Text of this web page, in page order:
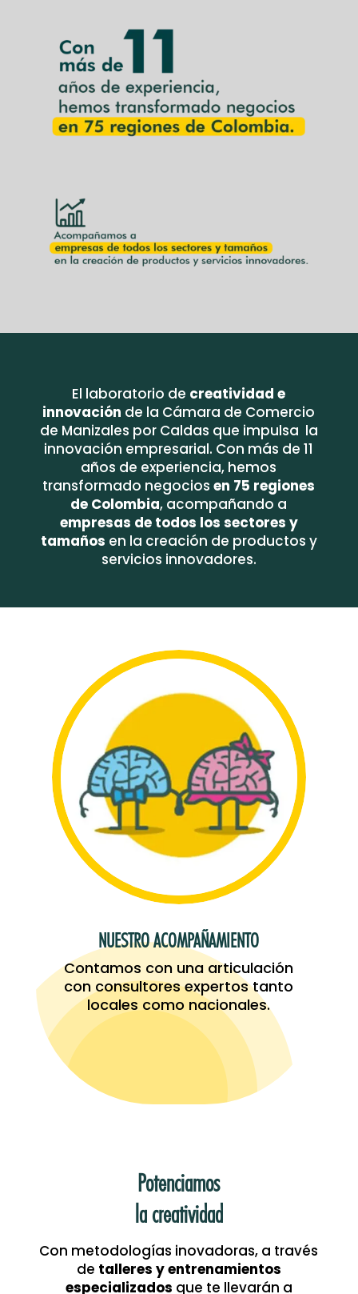
El laboratorio de creatividad e
innovación de la Cámara de Comercio
de Manizales por Caldas que impulsa la
innovación empresarial. Con más de 11
años de experiencia, hemos
transformado negociosen 75 regiones
de Colombia, acompañando a
empresas de todos los sectores y
tamaños en la creación de productos y
servicios innovadores.
NUESTRO ACOMPAÑAMIENTO
Contamos con una articulación
con consultores expertos tanto
locales como nacionales.
Potenciamos
la creatividad
Con metodologías inovadoras, a través
de talleres y entrenamientos
especializados que te llevarán a